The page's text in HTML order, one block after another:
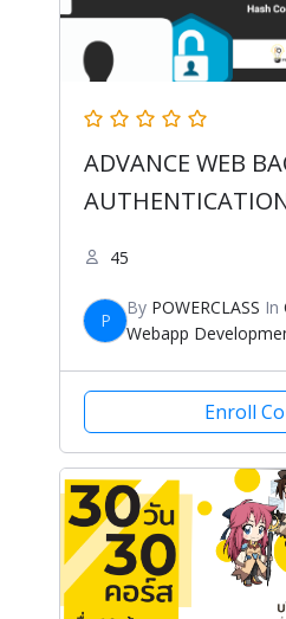
ADVANCE WEB
45
P
By POWERCLASS In
Webapp
Enroll